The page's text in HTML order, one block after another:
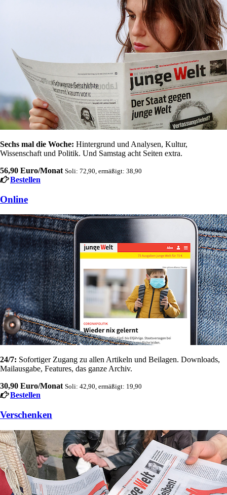
Sechs mal die Woche: Hintergrund und Analysen, Kultur,
Wissenschaft und Politik. Und Samstag acht Seiten extra.
56,90 Euro/Monat Soli: 72,90, ermäßigt: 38,90
Bestellen
Online
24/7: Sofortiger Zugang zu allen Artikeln und Beilagen. Downloads,
Mailausgabe, Features, das ganze Archiv.
30,90 Euro/Monat Soli: 42,90, ermäßigt: 19,90
Bestellen
Verschenken